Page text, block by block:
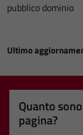
pubblico dominio
Ultimo
Quanto
pagina?